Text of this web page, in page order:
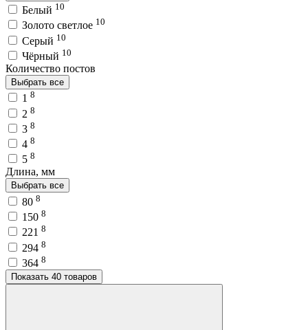
Белый 10
Золото светлое 10
Серый 10
Чёрный 10
Количество постов
Выбрать все
1 8
2 8
3 8
4 8
5 8
Длина, мм
Выбрать все
80 8
150 8
221 8
294 8
364 8
Показать 40 товаров